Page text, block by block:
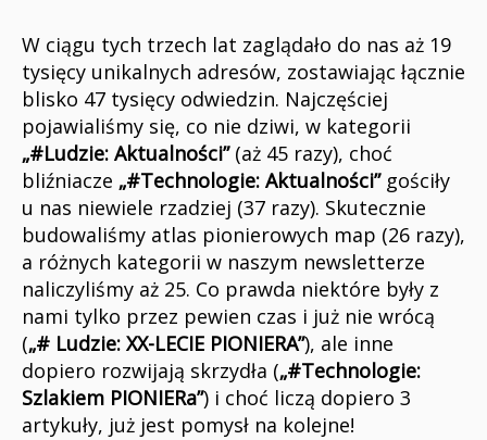
W ciągu tych trzech lat zaglądało do nas aż 19
tysięcy unikalnych adresów, zostawiając łącznie
blisko 47 tysięcy odwiedzin. Najczęściej
pojawialiśmy się, co nie dziwi, w kategorii
„#Ludzie: Aktualności”(aż 45 razy), choć
bliźniacze „#Technologie: Aktualności”gościły
u nas niewiele rzadziej (37 razy). Skutecznie
budowaliśmy atlas pionierowych map (26 razy),
a różnych kategorii w naszym newsletterze
naliczyliśmy aż 25. Co prawda niektóre były z
nami tylko przez pewien czas i już nie wrócą
(„# Ludzie: XX-LECIE PIONIERA”), ale inne
dopiero rozwijają skrzydła („#Technologie:
Szlakiem PIONIERa”) i choć liczą dopiero 3
artykuły, już jest pomysł na kolejne!